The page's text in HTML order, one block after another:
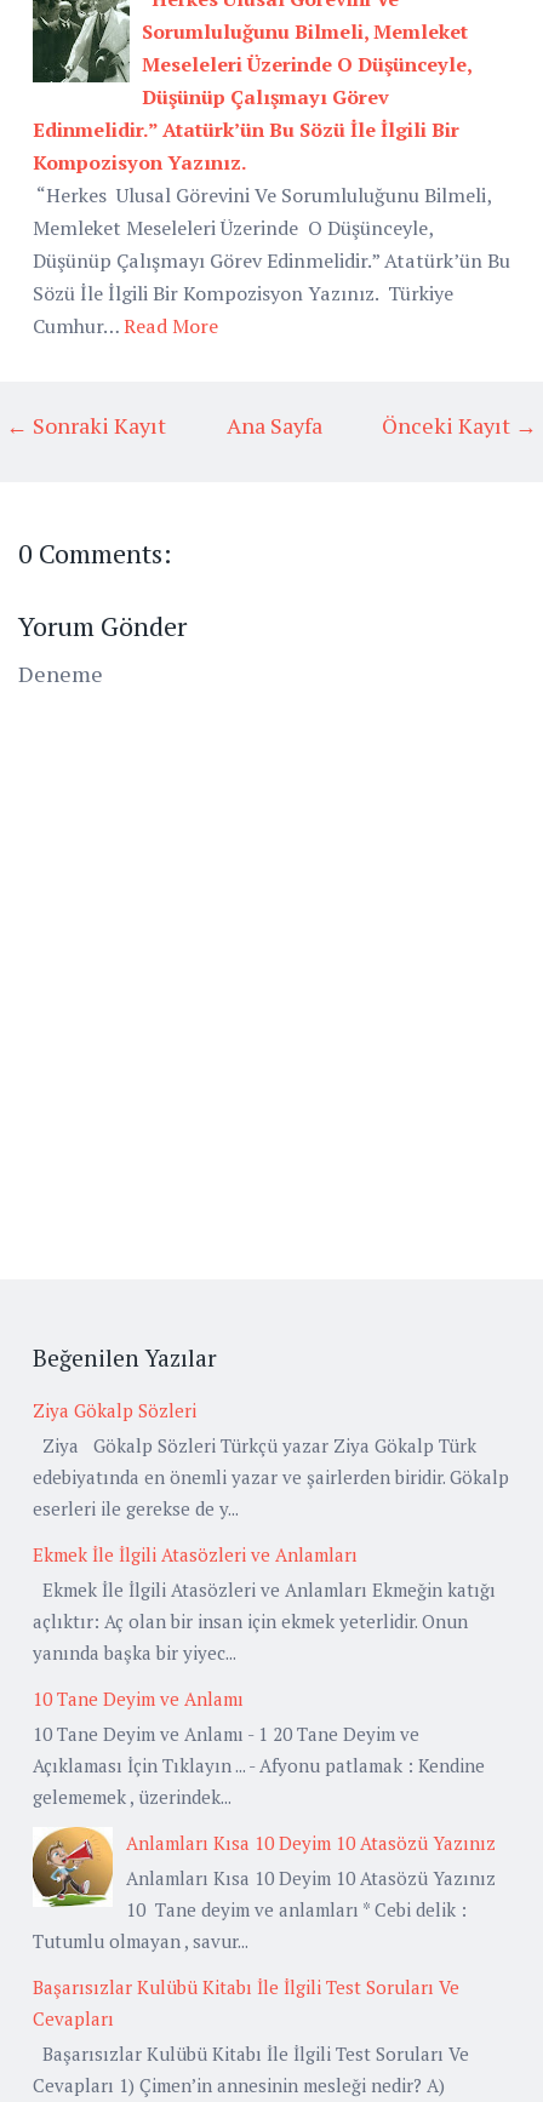
Sorumluluğunu Bilmeli, Memleket
Meseleleri Üzerinde O Düşünceyle,
Düşünüp Çalışmayı Görev
Edinmelidir.” Atatürk’ün Bu Sözü İle İlgili Bir
Kompozisyon Yazınız.
“Herkes Ulusal Görevini Ve Sorumluluğunu Bilmeli,
Memleket Meseleleri Üzerinde O Düşünceyle,
Düşünüp Çalışmayı Görev Edinmelidir.” Atatürk’ün Bu
Sözü İle İlgili Bir Kompozisyon Yazınız. Türkiye
Cumhur…Read More
← Sonraki Kayıt Önceki Kayıt →
Ana Sayfa
0 Comments:
Yorum Gönder
Deneme
Beğenilen Yazılar
Ziya Gökalp Sözleri
Ziya Gökalp Sözleri Türkçü yazar Ziya Gökalp Türk
edebiyatında en önemli yazar ve şairlerden biridir. Gökalp
eserleri ile gerekse de y...
Ekmek İle İlgili Atasözleri ve Anlamları
Ekmek İle İlgili Atasözleri ve Anlamları Ekmeğin katığı
açlıktır: Aç olan bir insan için ekmek yeterlidir. Onun
yanında başka bir yiyec...
10 Tane Deyim ve Anlamı
10 Tane Deyim ve Anlamı - 1 20 Tane Deyim ve
Açıklaması İçin Tıklayın ... - Afyonu patlamak : Kendine
gelememek , üzerindek...
Anlamları Kısa 10 Deyim 10 Atasözü Yazınız
Anlamları Kısa 10 Deyim 10 Atasözü Yazınız
10 Tane deyim ve anlamları * Cebi delik :
Tutumlu olmayan , savur...
Başarısızlar Kulübü Kitabı İle İlgili Test Soruları Ve
Cevapları
Başarısızlar Kulübü Kitabı İle İlgili Test Soruları Ve
Cevapları 1) Çimen’in annesinin mesleği nedir? A)